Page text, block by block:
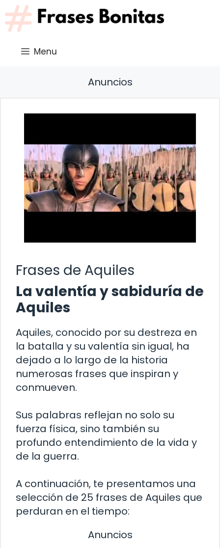
Saltar
al
contenido
Menu
Anuncios
Frases de Aquiles
La valentía y sabiduría de
Aquiles
Aquiles, conocido por su destreza en
la batalla y su valentía sin igual, ha
dejado a lo largo de la historia
numerosas frases que inspiran y
conmueven.
Sus palabras reflejan no solo su
fuerza física, sino también su
profundo entendimiento de la vida y
de la guerra.
A continuación, te presentamos una
selección de 25 frases de Aquiles que
perduran en el tiempo:
Anuncios